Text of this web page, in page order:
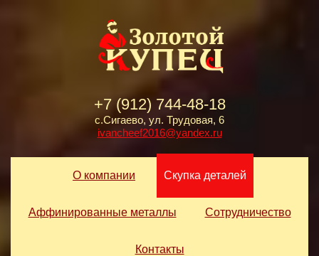
+7 (912) 744-48-18
с.Сигаево, ул. Трудовая, 6
ivancheef2016@yandex.ru
О компании Скупка деталей
Аффинированные металлы Сотрудничество
Контакты